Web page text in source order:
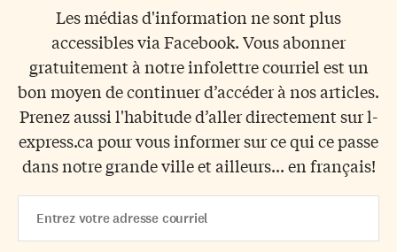
Les médias d'information ne sont plus
accessibles via Facebook. Vous abonner
gratuitement à notre infolettre courriel est un
bon moyen de continuer d’accéder à nos articles.
Prenez aussi l'habitude d’aller directement sur l-
express.ca pour vous informer sur ce qui ce passe
dans notre grande ville et ailleurs... en français!
Address